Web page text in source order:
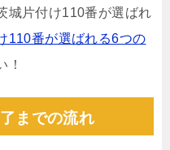
城片付け110番が選ばれ
110番が選ばれる6つの
！
までの流れ